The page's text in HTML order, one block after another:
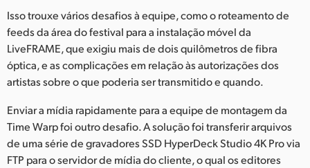
Isso trouxe vários desafios à equipe, como o roteamento de
feeds da área do festival para a instalação móvel da
LiveFRAME, que exigiu mais de dois quilômetros de fibra
óptica, e as complicações em relação às autorizações dos
artistas sobre o que poderia ser transmitido e quando.
Enviar a mídia rapidamente para a equipe de montagem da
Time Warp foi outro desafio. A solução foi transferir arquivos
de uma série de gravadores SSD HyperDeck Studio 4K Pro via
FTP para o servidor de mídia do cliente, o qual os editores